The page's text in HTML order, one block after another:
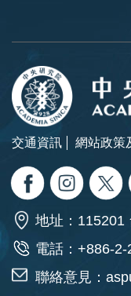
交通資訊 網站政策
地址：115201
電話：+886-
聯絡意見：